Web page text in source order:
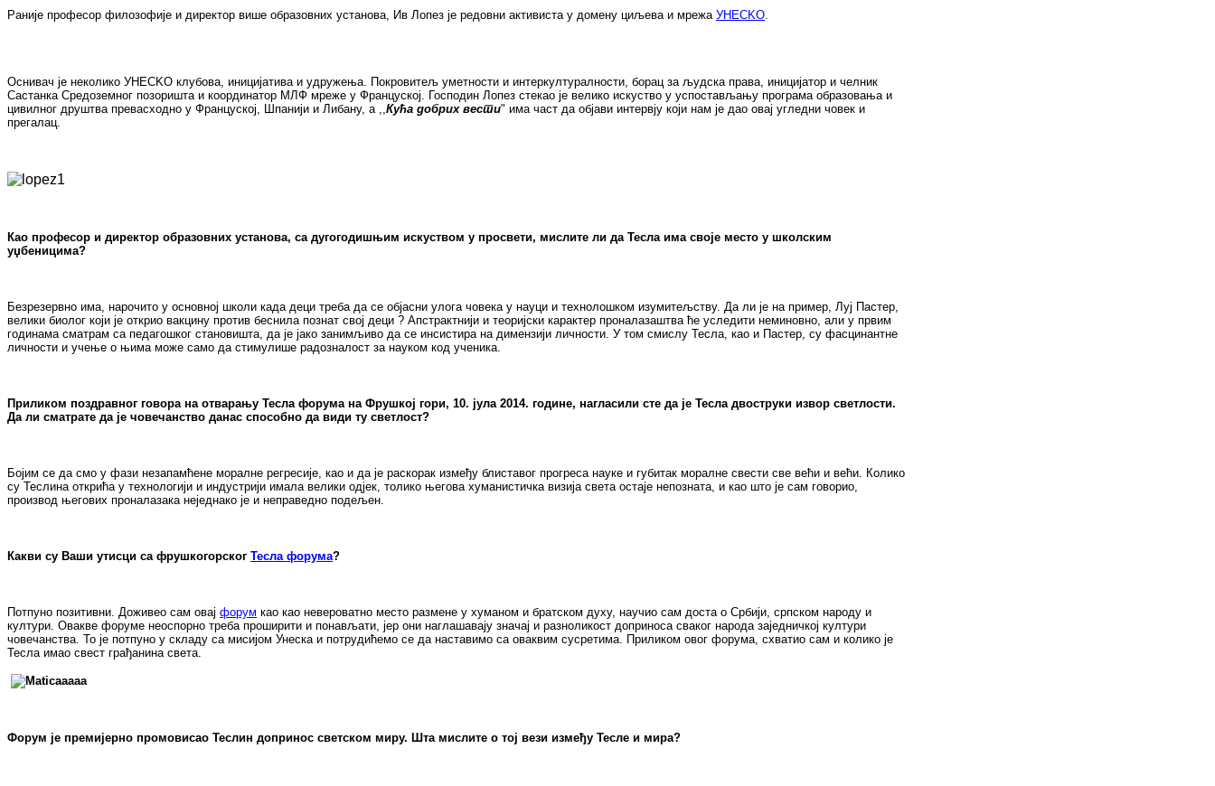
Раније професор филозофије и директор више образовних установа, Ив Лопез је редовни активиста у домену циљева и мрежа УНЕСKО.
Оснивач је неколико УНЕСKО клубова, иницијатива и удружења. Покровитељ уметности и интеркултуралности, борац за људска права, иницијатор и челник
Састанка Средоземног позоришта и координатор МЛФ мреже у Француској. Господин Лопез стекао је велико искуство у успостављању програма образовања и
цивилног друштва превасходно у Француској, Шпанији и Либану, а ,,Кућа добрих вести" има част да објави интервју који нам је дао овај угледни човек и
прегалац.
Као професор и директор образовних установа, са дугогодишњим искуством у просвети, мислите ли да Тесла има своје место у школским
уџбеницима?
Безрезервно има, нарочито у основној школи када деци треба да се објасни улога човека у науци и технолошком изумитељству. Да ли је на пример, Луј Пастер,
велики биолог који је открио вакцину против беснила познат свој деци ? Апстрактнији и теоријски карактер проналазаштва ће уследити неминовно, али у првим
годинама сматрам са педагошког становишта, да је јако занимљиво да се инсистира на димензији личности. У том смислу Тесла, као и Пастер, су фасцинантне
личности и учење о њима може само да стимулише радозналост за науком код ученика.
Приликом поздравног говора на отварању Тесла форума на Фрушкој гори, 10. јула 2014. године, нагласили сте да је Тесла двоструки извор светлости.
Да ли сматрате да је човечанство данас способно да види ту светлост?
Бојим се да смо у фази незапамћене моралне регресије, као и да је раскорак између блиставог прогреса науке и губитак моралне свести све већи и већи. Колико
су Теслина открића у технологији и индустрији имала велики одјек, толико његова хуманистичка визија света остаје непозната, и као што је сам говорио,
производ његових проналазака неједнако је и неправедно подељен.
Какви су Ваши утисци са фрушкогорског Тесла форума?
Потпуно позитивни. Доживео сам овај форум као као невероватно место размене у хуманом и братском духу, научио сам доста о Србији, српском народу и
култури. Овакве форуме неоспорно треба проширити и понављати, јер они наглашавају значај и разноликост доприноса сваког народа заједничкој култури
човечанства. То је потпуно у складу са мисијом Унеска и потрудићемо се да наставимо са оваквим сусретима. Приликом овог форума, схватио сам и колико је
Тесла имао свест грађанина света.
Форум је премијерно промовисао Теслин допринос светском миру. Шта мислите о тој вези између Тесле и мира?